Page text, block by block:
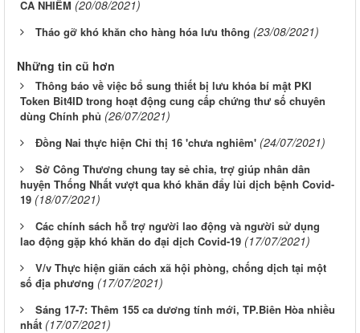
CA NHIỄM (20/08/2021)
Tháo gỡ khó khăn cho hàng hóa lưu thông (23/08/2021)
Những tin cũ hơn
Thông báo về việc bổ sung thiết bị lưu khóa bí mật PKI
Token Bit4ID trong hoạt động cung cấp chứng thư số chuyên
dùng Chính phủ (26/07/2021)
Đồng Nai thực hiện Chỉ thị 16 'chưa nghiêm' (24/07/2021)
Sở Công Thương chung tay sẻ chia, trợ giúp nhân dân
huyện Thống Nhất vượt qua khó khăn đẩy lùi dịch bệnh Covid-
19 (18/07/2021)
Các chính sách hỗ trợ người lao động và người sử dụng
lao động gặp khó khăn do đại dịch Covid-19 (17/07/2021)
V/v Thực hiện giãn cách xã hội phòng, chống dịch tại một
số địa phương (17/07/2021)
Sáng 17-7: Thêm 155 ca dương tính mới, TP.Biên Hòa nhiều
nhất (17/07/2021)